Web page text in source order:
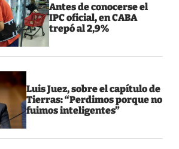
Antes de conocerse el
IPC oficial, en CABA
trepó al 2,9%
Luis Juez, sobre el capítulo de
Tierras: “Perdimos porque no
fuimos inteligentes”